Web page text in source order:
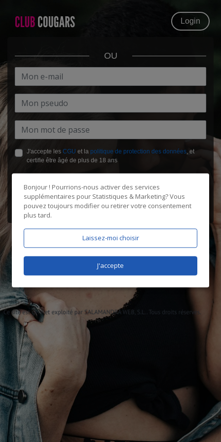
Login
OU
J'accepte les CGU et la politique de protection des données, et
certifie être âgé de plus de 18 ans
Bonjour ! Pourrions-nous activer des services
supplémentaires pour Statistiques & Marketing? Vous
pouvez toujours modifier ou retirer votre consentement
plus tard.
Laissez-moi choisir
J'accepte